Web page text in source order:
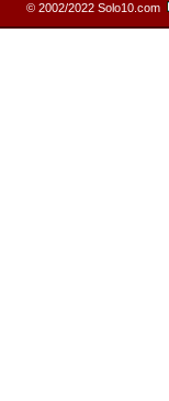
© 2002/2022 Solo10.com